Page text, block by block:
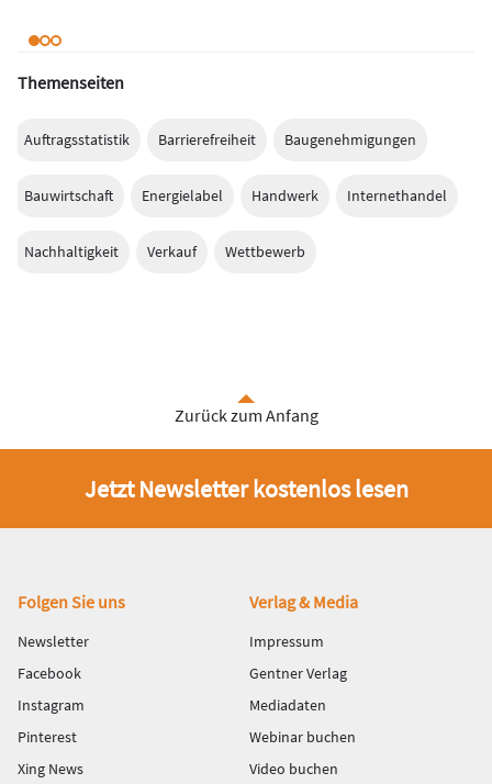
Themenseiten
Auftragsstatistik Barrierefreiheit Baugenehmigungen
Bauwirtschaft Energielabel Handwerk Internethandel
Nachhaltigkeit Verkauf Wettbewerb
Zurück zum Anfang
Jetzt Newsletter kostenlos lesen
Fußbereich
Folgen Sie uns
Newsletter
Facebook
Instagram
Pinterest
Xing News
Verlag & Media
Impressum
Gentner Verlag
Mediadaten
Webinar buchen
Video buchen